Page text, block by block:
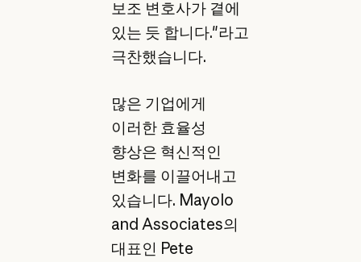
보조 변호사가 곁에
있는 듯 합니다."라고
극찬했습니다.
많은 기업에게
이러한 효율성
향상은 혁신적인
변화를 이끌어내고
있습니다. Mayolo
and Associates의
대표인 Pete